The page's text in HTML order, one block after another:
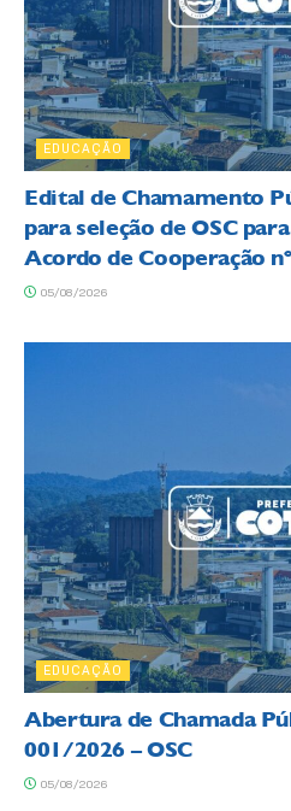
EDUCAÇÃO
Edital de Chamamento
para seleção de OSC
Acordo de Cooperação
05/08/2026
EDUCAÇÃO
Abertura de Chamada
001/2026 – OSC
05/08/2026